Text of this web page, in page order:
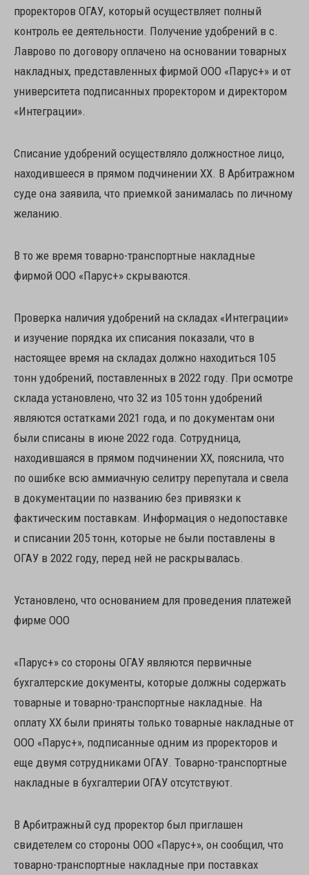
проректоров ОГАУ, который осуществляет полный
контроль ее деятельности. Получение удобрений в с.
Лаврово по договору оплачено на основании товарных
накладных, представленных фирмой ООО «Парус+» и от
университета подписанных проректором и директором
«Интеграции».
Списание удобрений осуществляло должностное лицо,
находившееся в прямом подчинении ХХ. В Арбитражном
суде она заявила, что приемкой занималась по личному
желанию.
В то же время товарно-транспортные накладные
фирмой ООО «Парус+» скрываются.
Проверка наличия удобрений на складах «Интеграции»
и изучение порядка их списания показали, что в
настоящее время на складах должно находиться 105
тонн удобрений, поставленных в 2022 году. При осмотре
склада установлено, что 32 из 105 тонн удобрений
являются остатками 2021 года, и по документам они
были списаны в июне 2022 года. Сотрудница,
находившаяся в прямом подчинении ХХ, пояснила, что
по ошибке всю аммиачную селитру перепутала и свела
в документации по названию без привязки к
фактическим поставкам. Информация о недопоставке
и списании 205 тонн, которые не были поставлены в
ОГАУ в 2022 году, перед ней не раскрывалась.
Установлено, что основанием для проведения платежей
фирме ООО
«Парус+» со стороны ОГАУ являются первичные
бухгалтерские документы, которые должны содержать
товарные и товарно-транспортные накладные. На
оплату ХХ были приняты только товарные накладные от
ООО «Парус+», подписанные одним из проректоров и
еще двумя сотрудниками ОГАУ. Товарно-транспортные
накладные в бухгалтерии ОГАУ отсутствуют.
В Арбитражный суд проректор был приглашен
свидетелем со стороны ООО «Парус+», он сообщил, что
товарно-транспортные накладные при поставках